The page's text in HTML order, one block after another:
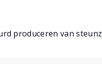
produceren van